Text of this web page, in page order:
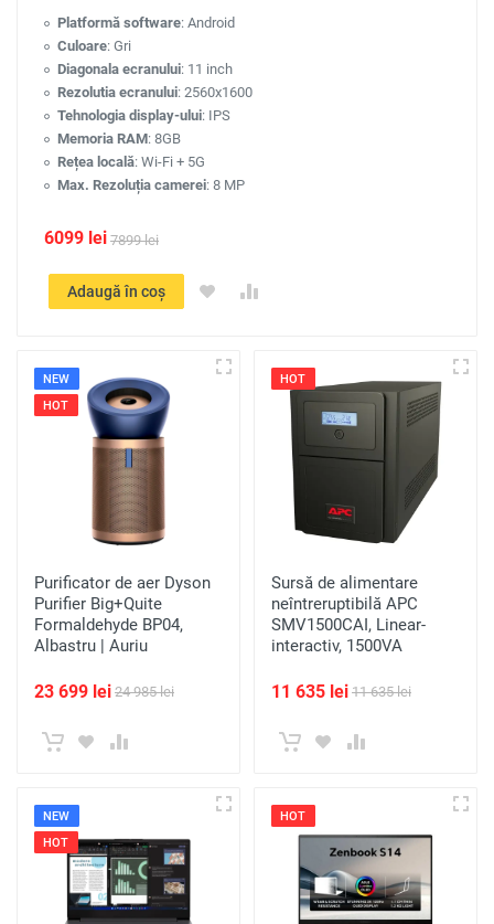
Platformă software: Android
Culoare: Gri
Diagonala ecranului: 11 inch
Rezolutia ecranului: 2560x1600
Tehnologia display-ului: IPS
Memoria RAM: 8GB
Rețea locală: Wi-Fi + 5G
Max. Rezoluția camerei: 8 MP
6099 lei 7899 lei
Adaugă în coș
NEW
HOT
Purificator de aer Dyson
Purifier Big+Quite
Formaldehyde BP04,
Albastru | Auriu
23 699 lei 24 985 lei
HOT
Sursă de alimentare
neîntreruptibilă APC
SMV1500CAI, Linear-
interactiv, 1500VA
11 635 lei 11 635 lei
NEW
HOT
HOT